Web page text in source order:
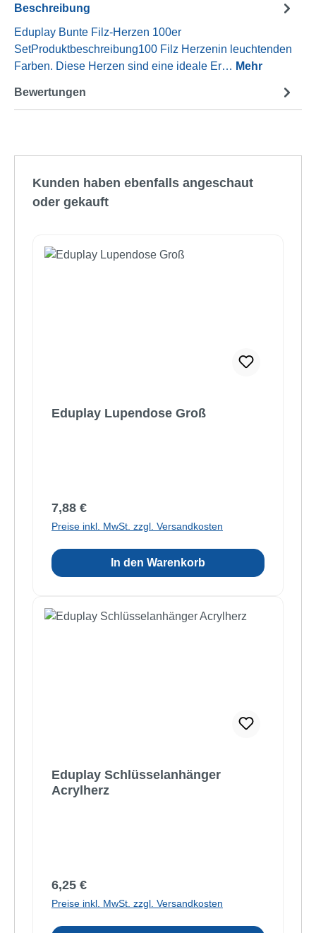
Beschreibung
Eduplay Bunte Filz-Herzen 100er
SetProduktbeschreibung100 Filz Herzenin leuchtenden
Farben. Diese Herzen sind eine ideale Er… Mehr
Bewertungen
Kunden haben ebenfalls angeschaut
oder gekauft
Eduplay Lupendose Groß
Regulärer Preis:
7,88 €
Preise inkl. MwSt. zzgl. Versandkosten
In den Warenkorb
Eduplay Schlüsselanhänger
Acrylherz
Regulärer Preis:
6,25 €
Preise inkl. MwSt. zzgl. Versandkosten